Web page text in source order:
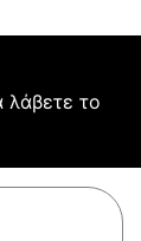
λάβετε το